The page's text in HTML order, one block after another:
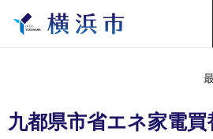
九都県市省エネ家電